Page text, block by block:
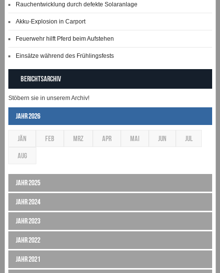
Rauchentwicklung durch defekte Solaranlage
Akku-Explosion in Carport
Feuerwehr hilft Pferd beim Aufstehen
Einsätze während des Frühlingsfests
Berichtsarchiv
Stöbern sie in unserem Archiv!
Jahr 2026
JÄN FEB MRZ APR MAI JUN JUL
AUG
Jahr 2025
Jahr 2024
Jahr 2023
Jahr 2022
Jahr 2021